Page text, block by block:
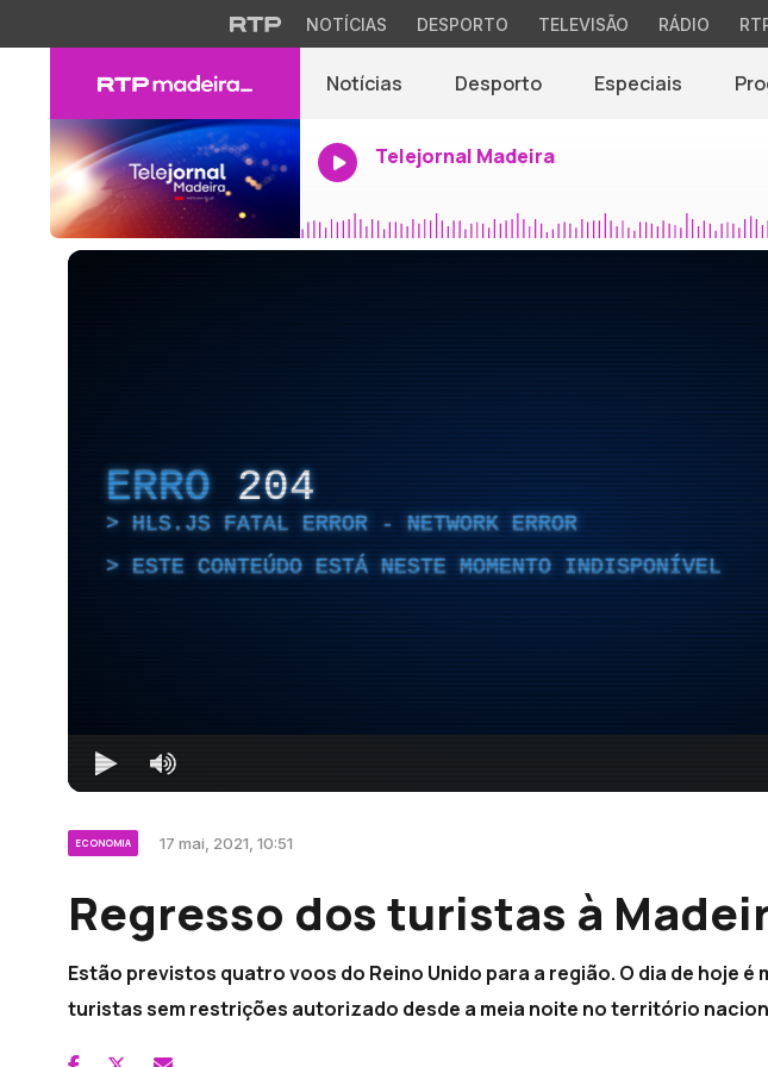
NOTÍCIAS DESPORTO TELEVISÃO RÁDIO
Notícias Desporto Especiais
Telejornal Madeira
ERRO 204
HLS.JS FATAL ERROR - NETWORK ERROR
ESTE CONTEÚDO ESTÁ NESTE MOMENTO INDISPONÍVEL
ECONOMIA 17 mai, 2021, 10:51
Regresso dos turistas à
Estão previstos quatro voos do Reino Unido para a região. O dia de hoje
turistas sem restrições autorizado desde a meia noite no território